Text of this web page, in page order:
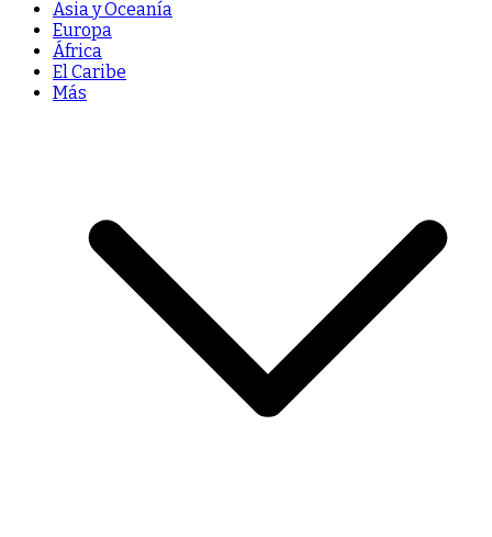
Asia y Oceanía
Europa
África
El Caribe
Más